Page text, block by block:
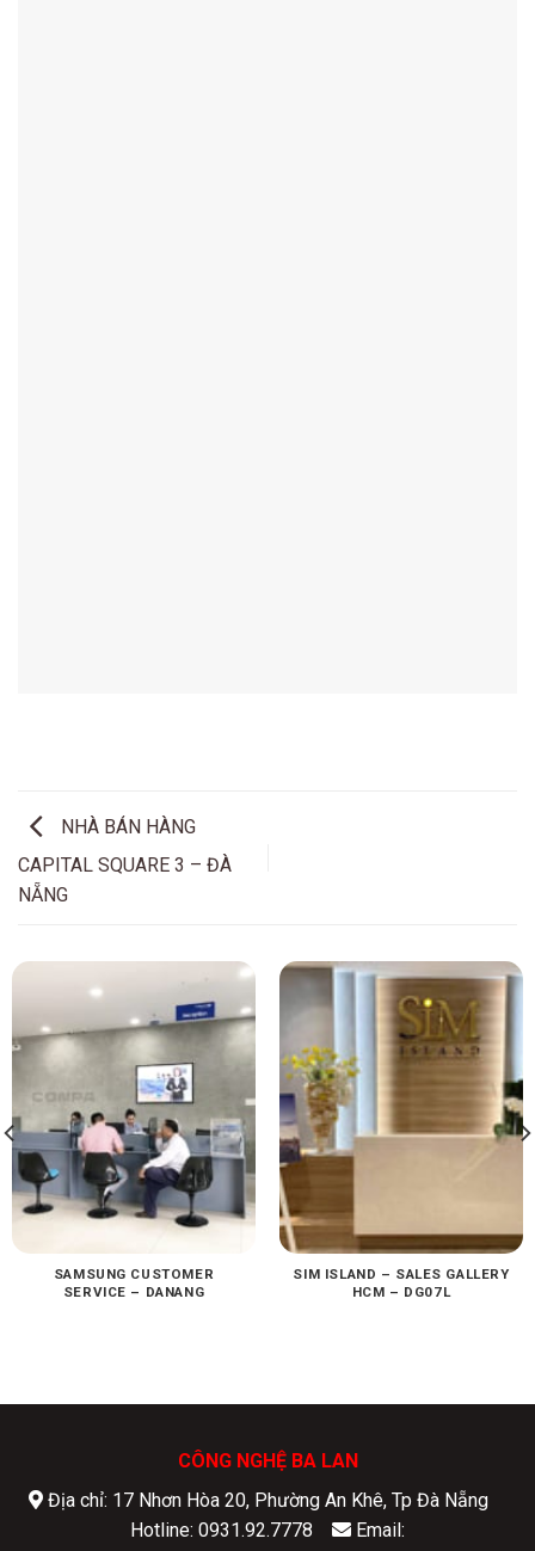
NHÀ BÁN HÀNG
CAPITAL SQUARE 3 – ĐÀ
NẴNG
SAMSUNG CUSTOMER
SERVICE – DANANG
SIM ISLAND – SALES GALLERY
HCM – DG07L
CÔNG NGHỆ BA LAN
Địa chỉ: 17 Nhơn Hòa 20, Phường An Khê, Tp Đà Nẵng
Hotline: 0931.92.7778
Email: